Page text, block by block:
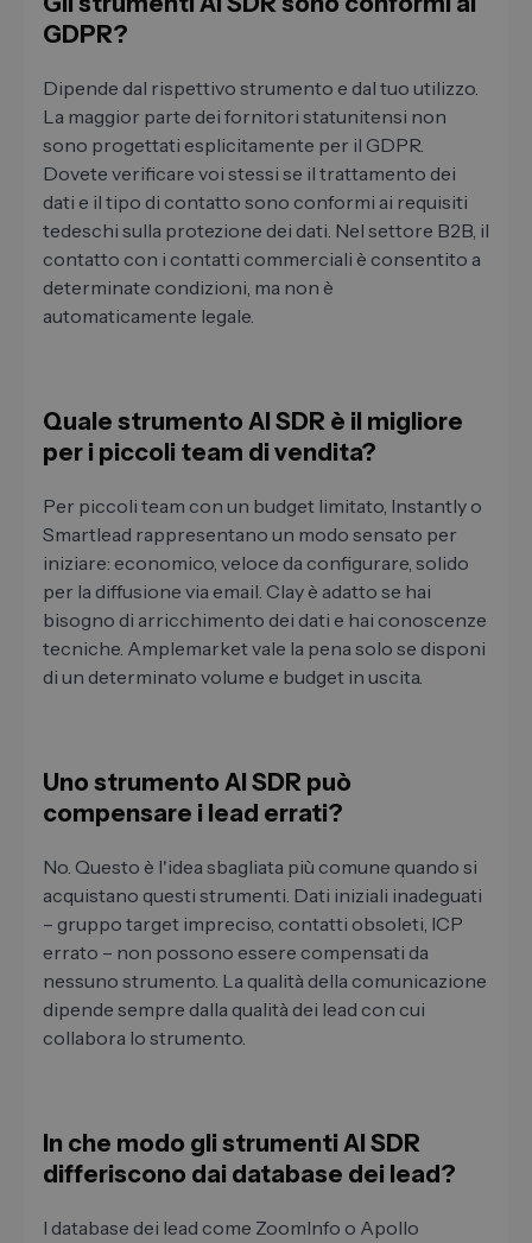
GDPR?
Dipende dal rispettivo strumento e dal tuo utilizzo.
La maggior parte dei fornitori statunitensi non
sono progettati esplicitamente per il GDPR.
Dovete verificare voi stessi se il trattamento dei
dati e il tipo di contatto sono conformi ai requisiti
tedeschi sulla protezione dei dati. Nel settore B2B, il
contatto con i contatti commerciali è consentito a
determinate condizioni, ma non è
automaticamente legale.
Quale strumento AI SDR è il migliore
per i piccoli team di vendita?
Per piccoli team con un budget limitato, Instantly o
Smartlead rappresentano un modo sensato per
iniziare: economico, veloce da configurare, solido
per la diffusione via email. Clay è adatto se hai
bisogno di arricchimento dei dati e hai conoscenze
tecniche. Amplemarket vale la pena solo se disponi
di un determinato volume e budget in uscita.
Uno strumento AI SDR può
compensare i lead errati?
No. Questo è l'idea sbagliata più comune quando si
acquistano questi strumenti. Dati iniziali inadeguati
– gruppo target impreciso, contatti obsoleti, ICP
errato – non possono essere compensati da
nessuno strumento. La qualità della comunicazione
dipende sempre dalla qualità dei lead con cui
collabora lo strumento.
In che modo gli strumenti AI SDR
differiscono dai database dei lead?
I database dei lead come ZoomInfo o Apollo